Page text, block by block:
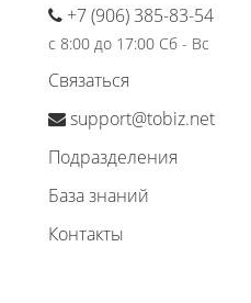
+7 (906) 385-83-54
с 8:00 до 17:00 Сб - Вс
Связаться
support@tobiz.net
Подразделения
База знаний
Контакты